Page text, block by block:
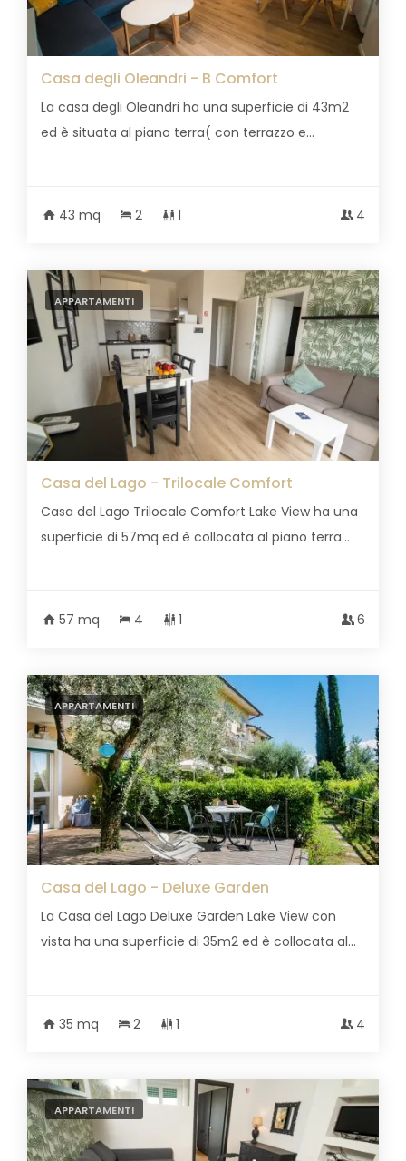
Casa degli Oleandri - B Comfort
La casa degli Oleandri ha una superficie di 43m2
ed è situata al piano terra( con terrazzo e...
43 mq 2 1 4
APPARTAMENTI
Casa del Lago - Trilocale Comfort
Casa del Lago Trilocale Comfort Lake View ha una
superficie di 57mq ed è collocata al piano terra...
57 mq 4 1 6
APPARTAMENTI
Casa del Lago - Deluxe Garden
La Casa del Lago Deluxe Garden Lake View con
vista ha una superficie di 35m2 ed è collocata al...
35 mq 2 1 4
APPARTAMENTI